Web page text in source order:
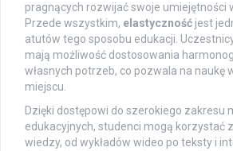
pragnących rozwijać swoje umiejętności
Przede wszystkim, elastyczność jest
atutów tego sposobu edukacji.
mają możliwość dostosowania
własnych potrzeb, co pozwala na naukę
miejscu.
Dzięki dostępowi do szerokiego zakresu
edukacyjnych, studenci mogą korzystać
wiedzy, od wykładów wideo po teksty i